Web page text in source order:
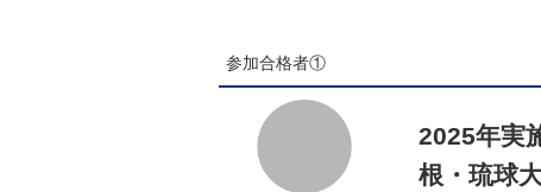
参加合格者①
2025年実
根・琉